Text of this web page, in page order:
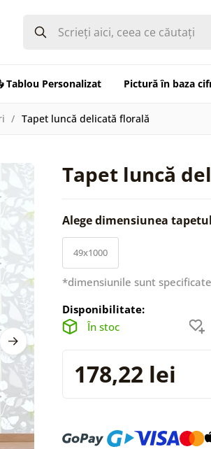
Tablou Personalizat Pictură în baza
Tapet luncă delicată florală
Tapet luncă
Alege dimensiunea
49x1000
*dimensiunile sunt
Disponibilitate:
În stoc
178,22 lei